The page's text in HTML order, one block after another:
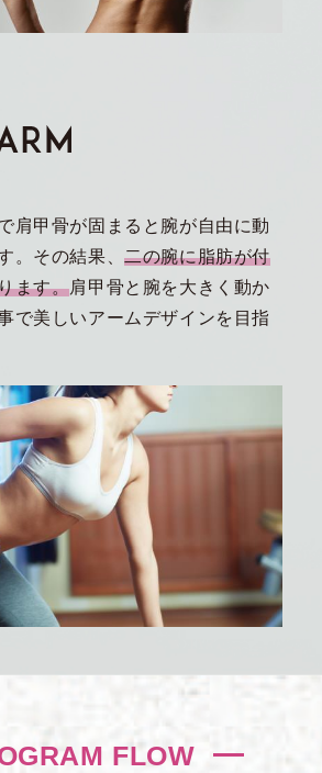
肩甲骨が固まると腕が自由に動
。その結果、二の腕に脂肪が付
ます。肩甲骨と腕を大きく動か
で美しいアームデザインを目指
FLOW